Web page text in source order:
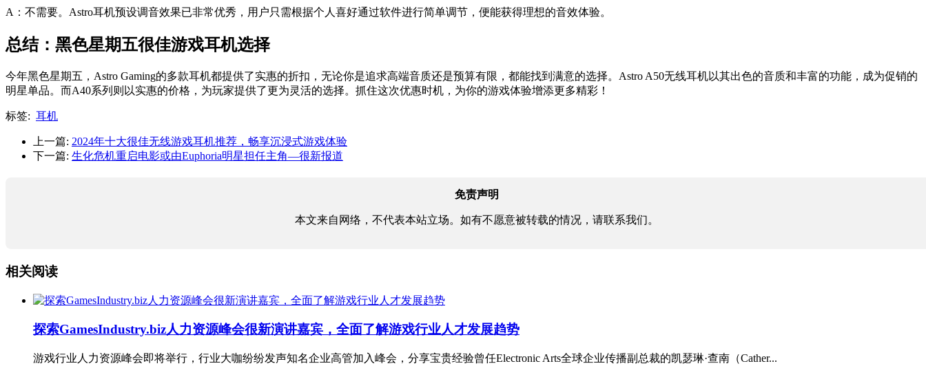
A：不需要。Astro耳机预设调音效果已非常优秀，用户只需根据个人喜好通过软件进行简单调节，便能获得理想的音效体验。
总结：黑色星期五很佳游戏耳机选择
今年黑色星期五，Astro Gaming的多款耳机都提供了实惠的折扣，无论你是追求高端音质还是预算有限，都能找到满意的选择。Astro A50无线耳机以其出色的音质和丰富的功能，成为促销的
明星单品。而A40系列则以实惠的价格，为玩家提供了更为灵活的选择。抓住这次优惠时机，为你的游戏体验增添更多精彩！
标签: 耳机
上一篇: 2024年十大很佳无线游戏耳机推荐，畅享沉浸式游戏体验
下一篇: 生化危机重启电影或由Euphoria明星担任主角—很新报道
免责声明
本文来自网络，不代表本站立场。如有不愿意被转载的情况，请联系我们。
相关阅读
探索GamesIndustry.biz人力资源峰会很新演讲嘉宾，全面了解游戏行业人才发展趋势
游戏行业人力资源峰会即将举行，行业大咖纷纷发声知名企业高管加入峰会，分享宝贵经验曾任Electronic Arts全球企业传播副总裁的凯瑟琳·查南（Cather...